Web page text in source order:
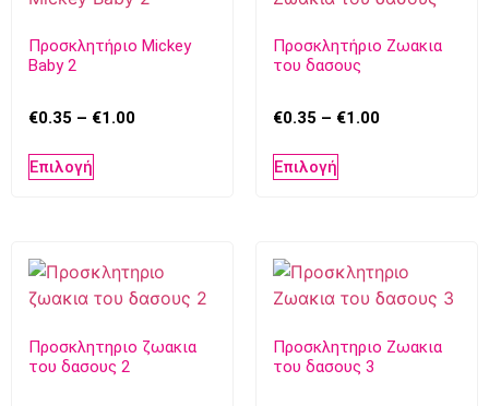
Προσκλητήριο Mickey
Baby 2
€0.35 – €1.00
Επιλογή
Προσκλητήριο Ζωακια
του δασους
€0.35 – €1.00
Επιλογή
Προσκλητηριο ζωακια
του δασους 2
Προσκλητηριο Ζωακια
του δασους 3